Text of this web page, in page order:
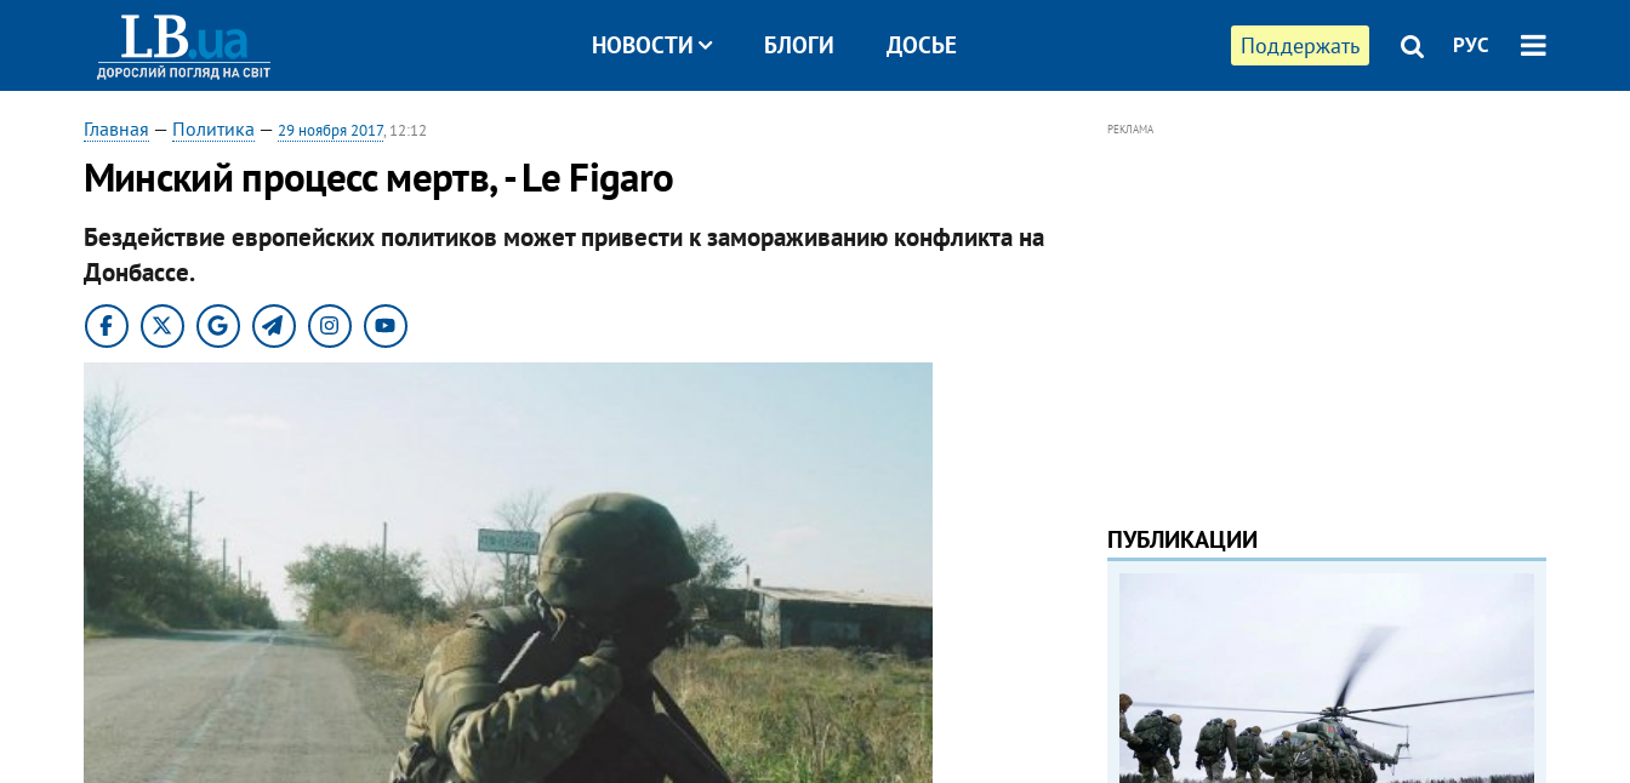
Поддержать РУС
НОВОСТИ БЛОГИ ДОСЬЕ
Главная — Политика — 29 ноября 2017, 12:12
Минский процесс мертв, - Le Figaro
Бездействие европейских политиков может привести к замораживанию конфликта на
Донбассе.
РЕКЛАМА
ПУБЛИКАЦИИ